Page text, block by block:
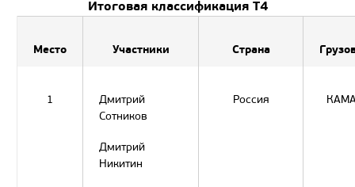
Итоговая классификация Т4
Место Участники Страна
1
Дмитрий
Сотников
Дмитрий
Никитин
Россия